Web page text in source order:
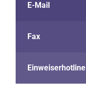
E-Mail
Fax
Einweiserhotline